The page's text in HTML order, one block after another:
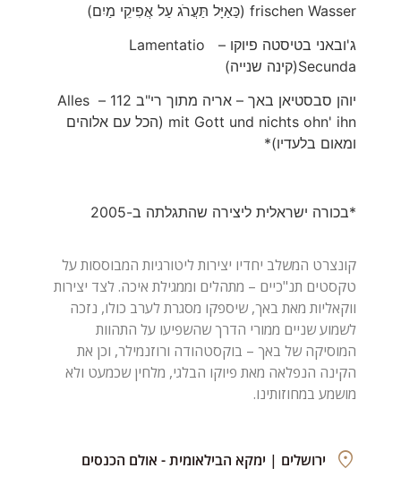
frischen Wasser (כַּאַיָּל תַּעֲרֹג עַל אֲפִיקֵי מַיִם)
ג'ובאני בטיסטה פיוקו – Lamentatio
Secunda(קינה שנייה)
יוהן סבסטיאן באך – אריה מתוך רי"ב 112 – Alles
mit Gott und nichts ohn' ihn (הכל עם אלוהים
ומאום בלעדיו)*
*בכורה ישראלית ליצירה שהתגלתה ב-2005
קונצרט המשלב יחדיו יצירות ליטורגיות המבוססות על
טקסטים תנ"כיים – מתהלים וממגילת איכה. לצד יצירות
ווקאליות מאת באך, שיספקו מסגרת לערב כולו, נזכה
לשמוע שניים ממורי הדרך שהשפיעו על התהוות
המוסיקה של באך – בוקסטהודה ורוזנמילר, וכן את
הקינה הנפלאה מאת פיוקו הבלגי, מלחין שכמעט ולא
מושמע במחוזותינו.
ירושלים | ימקא הבילאומית - אולם הכנסים